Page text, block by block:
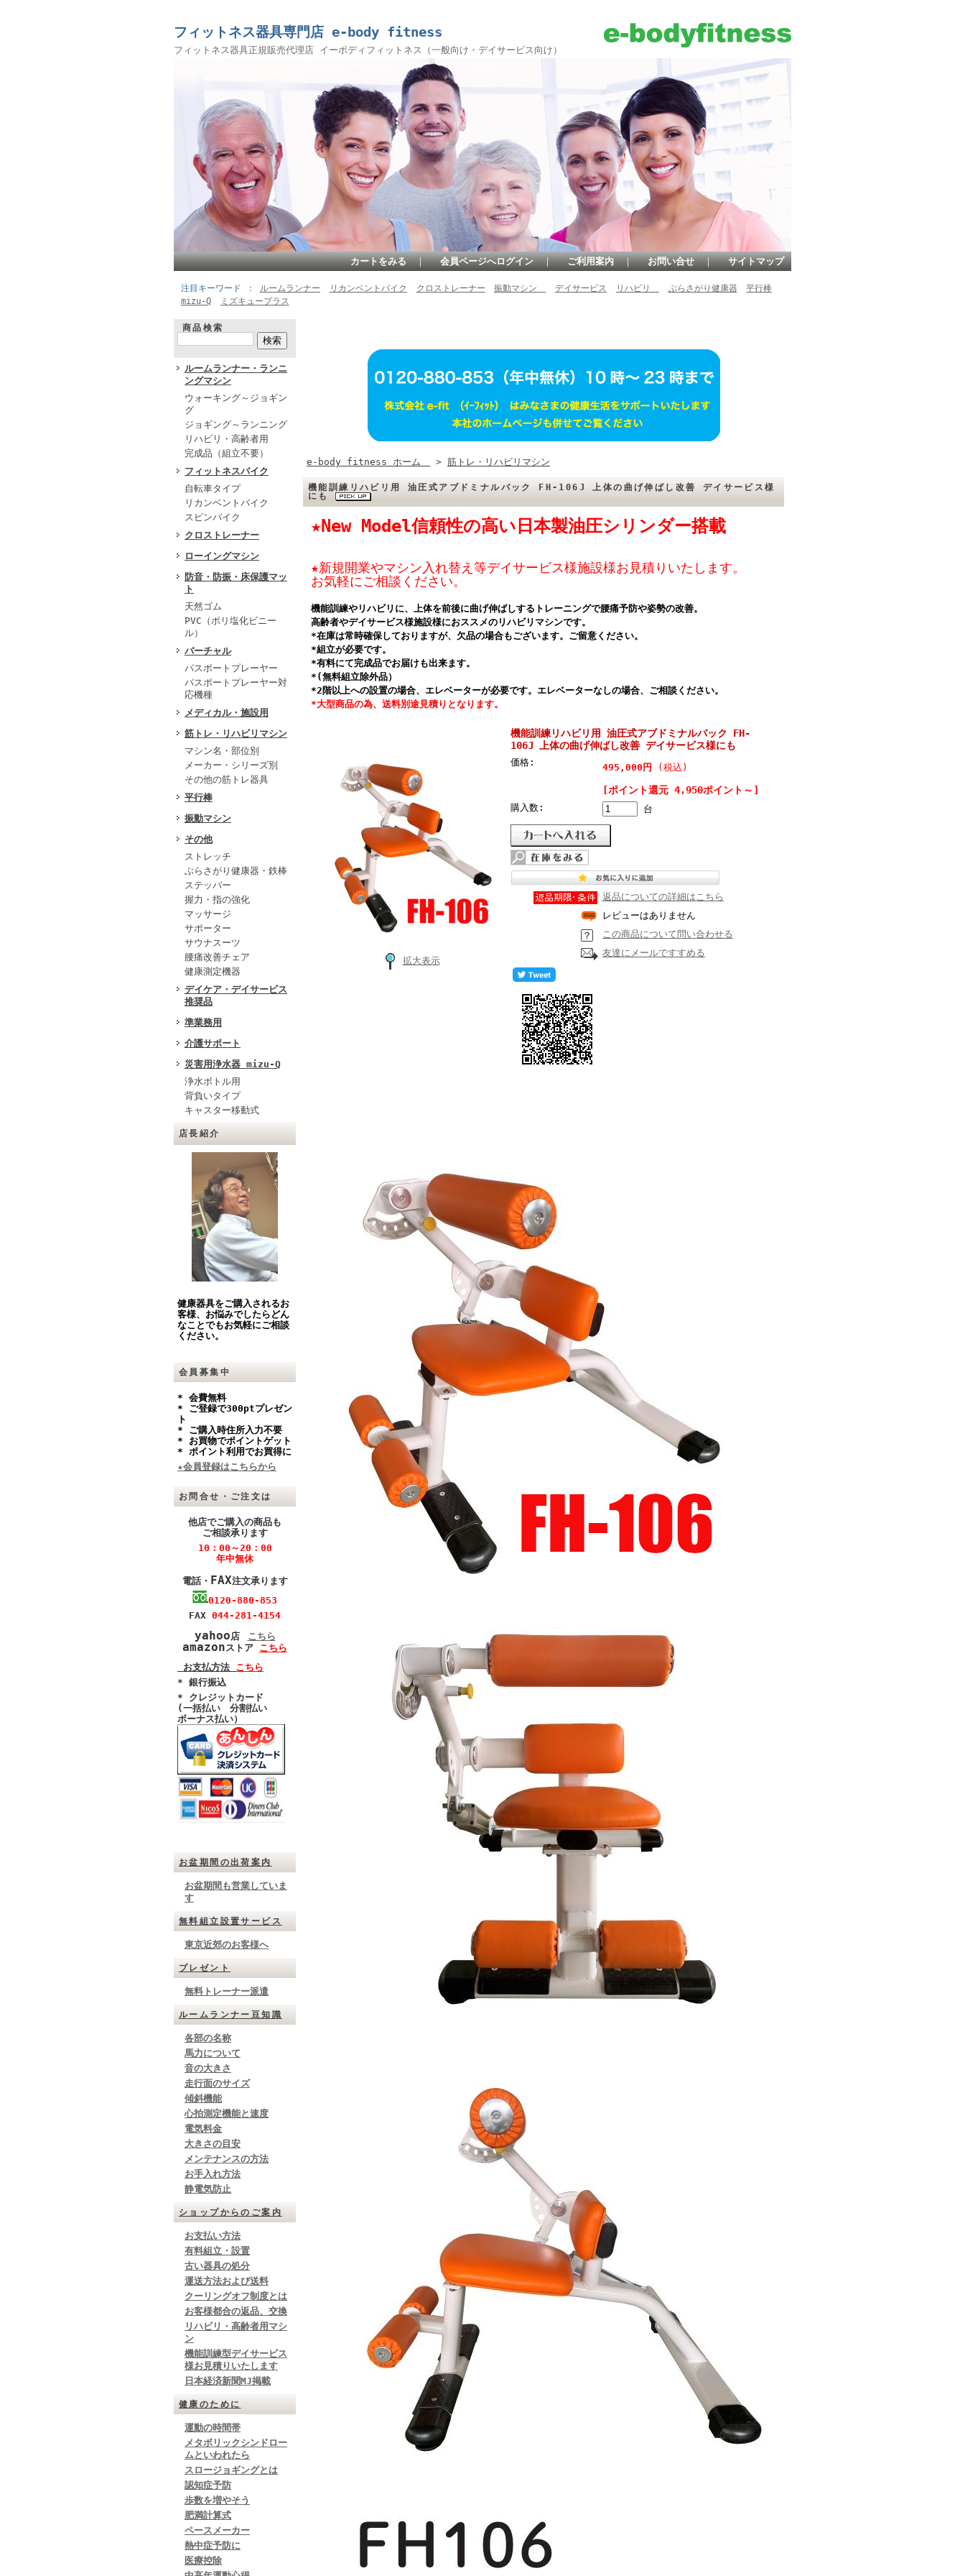
フィットネス器具専門店 e-body fitness
フィットネス器具正規販売代理店 イーボディフィットネス（一般向け・デイサービス向け）
カートをみる ｜ 会員ページへログイン ｜ ご利用案内 ｜ お問い合せ ｜ サイトマップ
注目キーワード ルームランナー リカンベントバイク クロストレーナー 振動マシン デイサービス リハビリ ぶらさがり健康器
平行棒
mizu-Q
ミズキュープラス
商品検索
ルームランナー・ランニ
ングマシン
ウォーキング～ジョギン
グ
ジョギング～ランニング
リハビリ・高齢者用
完成品（組立不要）
フィットネスバイク
自転車タイプ
リカンベントバイク
スピンバイク
クロストレーナー
ローイングマシン
防音・防振・床保護マッ
ト
天然ゴム
PVC（ポリ塩化ビニー
ル）
バーチャル
パスポートプレーヤー
パスポートプレーヤー対
応機種
メディカル・施設用
筋トレ・リハビリマシン
マシン名・部位別
メーカー・シリーズ別
その他の筋トレ器具
平行棒
振動マシン
その他
ストレッチ
ぶらさがり健康器・鉄棒
ステッパー
握力・指の強化
マッサージ
サポーター
サウナスーツ
腰痛改善チェア
健康測定機器
デイケア・デイサービス
推奨品
準業務用
介護サポート
災害用浄水器 mizu-Q
浄水ボトル用
背負いタイプ
キャスター移動式
店長紹介
健康器具をご購入されるお
客様、お悩みでしたらどん
なことでもお気軽にご相談
ください。
会員募集中
* 会費無料
* ご登録で300ptプレゼン
ト
* ご購入時住所入力不要
* お買物でポイントゲット
* ポイント利用でお買得に
★会員登録はこちらから
お問合せ・ご注文は
他店でご購入の商品も
ご相談承ります
10：00～20：00
年中無休
電話・ FAX注文承ります
0120-880-853
FAX 044-281-4154
yahoo店 こちら
amazonストア こちら
お支払方法 こちら
* 銀行振込
* クレジットカード
(一括払い 分割払い
ボーナス払い）
お盆期間の出荷案内
お盆期間も営業していま
す
無料組立設置サービス
東京近郊のお客様へ
プレゼント
無料トレーナー派遣
ルームランナー豆知識
各部の名称
馬力について
音の大きさ
走行面のサイズ
傾斜機能
心拍測定機能と速度
電気料金
大きさの目安
メンテナンスの方法
お手入れ方法
静電気防止
ショップからのご案内
お支払い方法
有料組立・設置
古い器具の処分
運送方法および送料
クーリングオフ制度とは
お客様都合の返品、交換
リハビリ・高齢者用マシ
ン
機能訓練型デイサービス
様お見積りいたします
日本経済新聞MJ掲載
健康のために
運動の時間帯
メタボリックシンドロー
ムといわれたら
スロージョギングとは
認知症予防
歩数を増やそう
肥満計算式
ペースメーカー
熱中症予防に
医療控除
e-body fitness ホーム > 筋トレ・リハビリマシン
機能訓練リハビリ用 油圧式アブドミナルバック FH-106J 上体の曲げ伸ばし改善 デイサービス様
にも
★New Model信頼性の高い日本製油圧シリンダー搭載
★新規開業やマシン入れ替え等デイサービス様施設様お見積りいたします。
お気軽にご相談ください。
機能訓練やリハビリに、上体を前後に曲げ伸ばしするトレーニングで腰痛予防や姿勢の改善。
高齢者やデイサービス様施設様におススメのリハビリマシンです。
*在庫は常時確保しておりますが、欠品の場合もございます。ご留意ください。
*組立が必要です。
*有料にて完成品でお届けも出来ます。
*(無料組立除外品）
*2階以上への設置の場合、エレベーターが必要です。エレベーターなしの場合、ご相談ください。
*大型商品の為、送料別途見積りとなります。
拡大表示
機能訓練リハビリ用 油圧式アブドミナルバック FH-
106J 上体の曲げ伸ばし改善 デイサービス様にも
価格: 495,000円 (税込)
[ポイント還元 4,950ポイント～]
購入数: 台
返品についての詳細はこちら
レビューはありません
この商品について問い合わせる
友達にメールですすめる